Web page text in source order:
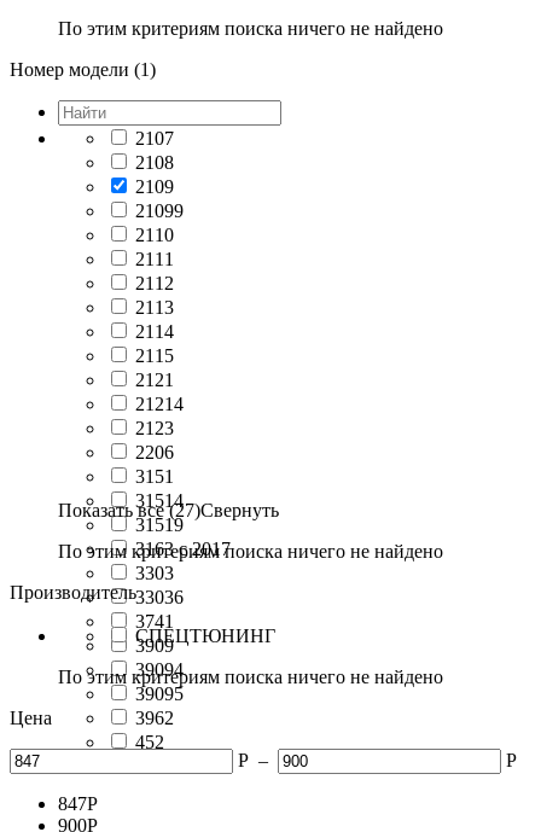
По этим критериям поиска ничего не найдено
Номер модели (1)
2107
2108
2109
21099
2110
2111
2112
2113
2114
2115
2121
21214
2123
2206
3151
31514
31519
3163 с 2017
3303
33036
3741
3909
39094
39095
3962
452
Показать все (27)Свернуть
По этим критериям поиска ничего не найдено
Производитель
СПЕЦТЮНИНГ
По этим критериям поиска ничего не найдено
Цена
Р – Р
847Р
900Р